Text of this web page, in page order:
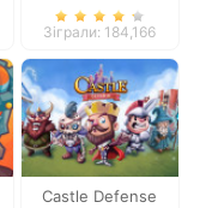
Зіграли: 184,166
Castle Defense